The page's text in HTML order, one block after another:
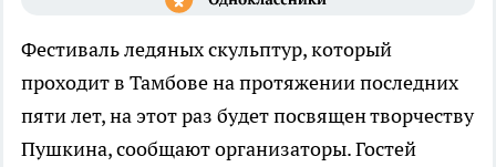
Фестиваль ледяных скульптур, который
проходит в Тамбове на протяжении последних
пяти лет, на этот раз будет посвящен творчеству
Пушкина, сообщают организаторы. Гостей